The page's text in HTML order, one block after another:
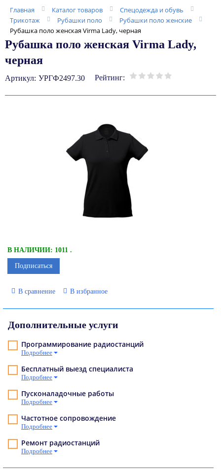
Главная Каталог товаров
Спецодежда и обувь
Трикотаж
Рубашки поло
Рубашки поло женские
Рубашка поло женская Virma Lady, черная
Рубашка поло женская Virma Lady,
черная
Артикул: УРГФ2497.30 Рейтинг:
В НАЛИЧИИ: 1011 .
Подписаться
В сравнение В избранное
Дополнительные услуги
Программирование радиостанций
Подробнее
Бесплатный выезд специалиста
Подробнее
Пусконаладочные работы
Подробнее
Частотное сопровождение
Подробнее
Ремонт радиостанций
Подробнее